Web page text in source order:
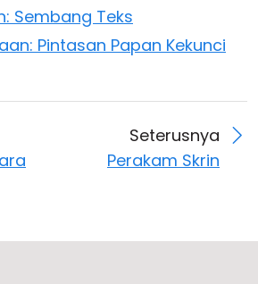
Sembang Teks
Pintasan Papan Kekunci
Seterusnya
Perakam Skrin